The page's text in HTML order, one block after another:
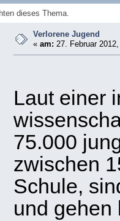
dieses Thema.
Verlorene Jugend
«am: 27. Februar
Laut einer
75.000
zwischen
Schule,
und